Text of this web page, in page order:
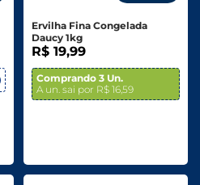
Ervilha Fina Congelada
Daucy 1kg
R$ 19,99
Comprando 3 Un.
A un. sai por R$ 16,59